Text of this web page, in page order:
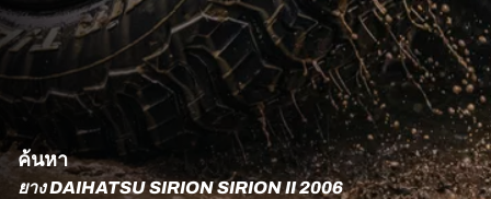
ค้นหา
ยาง DAIHATSU SIRION SIRION II 2006